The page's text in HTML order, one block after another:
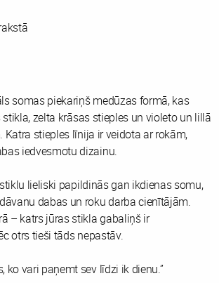
somas piekariņš medūzas formā, kas
zelta krāsas stieples un violeto un lillā
Katra stieples līnija ir veidota ar rokām,
iedvesmotu dizainu.
lieliski papildinās gan ikdienas somu,
dabas un roku darba cienītājām.
– katrs jūras stikla gabaliņš ir
otrs tieši tāds nepastāv.
ko vari paņemt sev līdzi ik dienu.”